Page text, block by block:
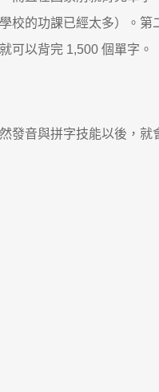
校的功課已經太多）。
可以背完 1,500 個單字。
發音與拼字技能以後，